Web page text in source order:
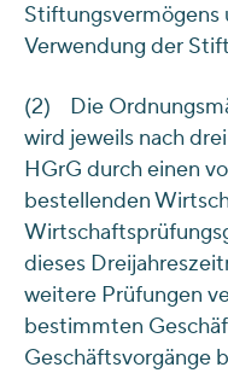
Stiftungsvermögens
Verwendung der
(2) Die
wird jeweils nach
HGrG durch einen
bestellenden
dieses
weitere Prüfungen
bestimmten
Geschäftsvorgänge